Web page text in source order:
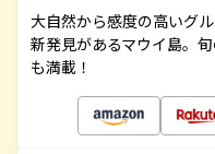
大自然から感度の高いグ
新発見があるマウイ島。
も満載！